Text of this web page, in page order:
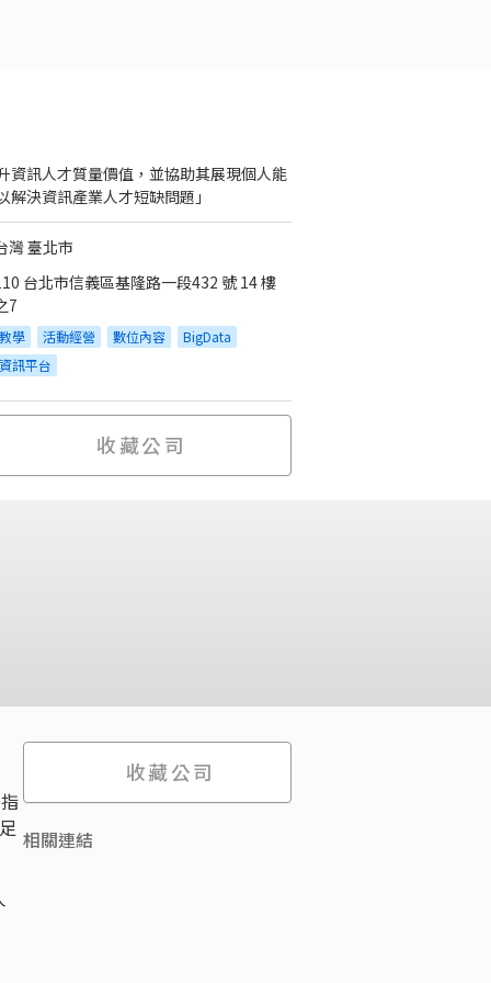
資訊人才質量價值，並協助其展現個人能
解決資訊產業人才短缺問題」
灣 臺北市
台北市信義區基隆路一段432 號 14 樓
7
教學 活動經營 數位內容
BigData
資訊平台
收藏公司
收藏公司
相關連結